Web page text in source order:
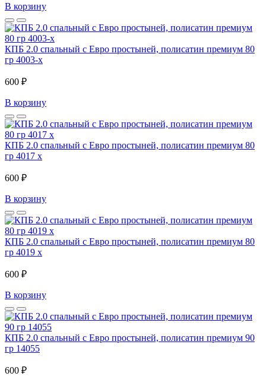
В корзину
КПБ 2.0 спальный с Евро простыней, полисатин премиум 80
гр 4003-x
600 ₽
В корзину
КПБ 2.0 спальный с Евро простыней, полисатин премиум 80
гр 4017 x
600 ₽
В корзину
КПБ 2.0 спальный с Евро простыней, полисатин премиум 80
гр 4019 x
600 ₽
В корзину
КПБ 2.0 спальный с Евро простыней, полисатин премиум 90
гр 14055
600 ₽